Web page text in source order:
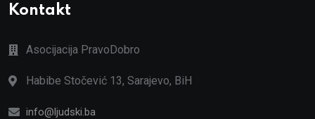
Kontakt
Asocijacija PravoDobro
Habibe Stočević 13, Sarajevo, BiH
info@ljudski.ba